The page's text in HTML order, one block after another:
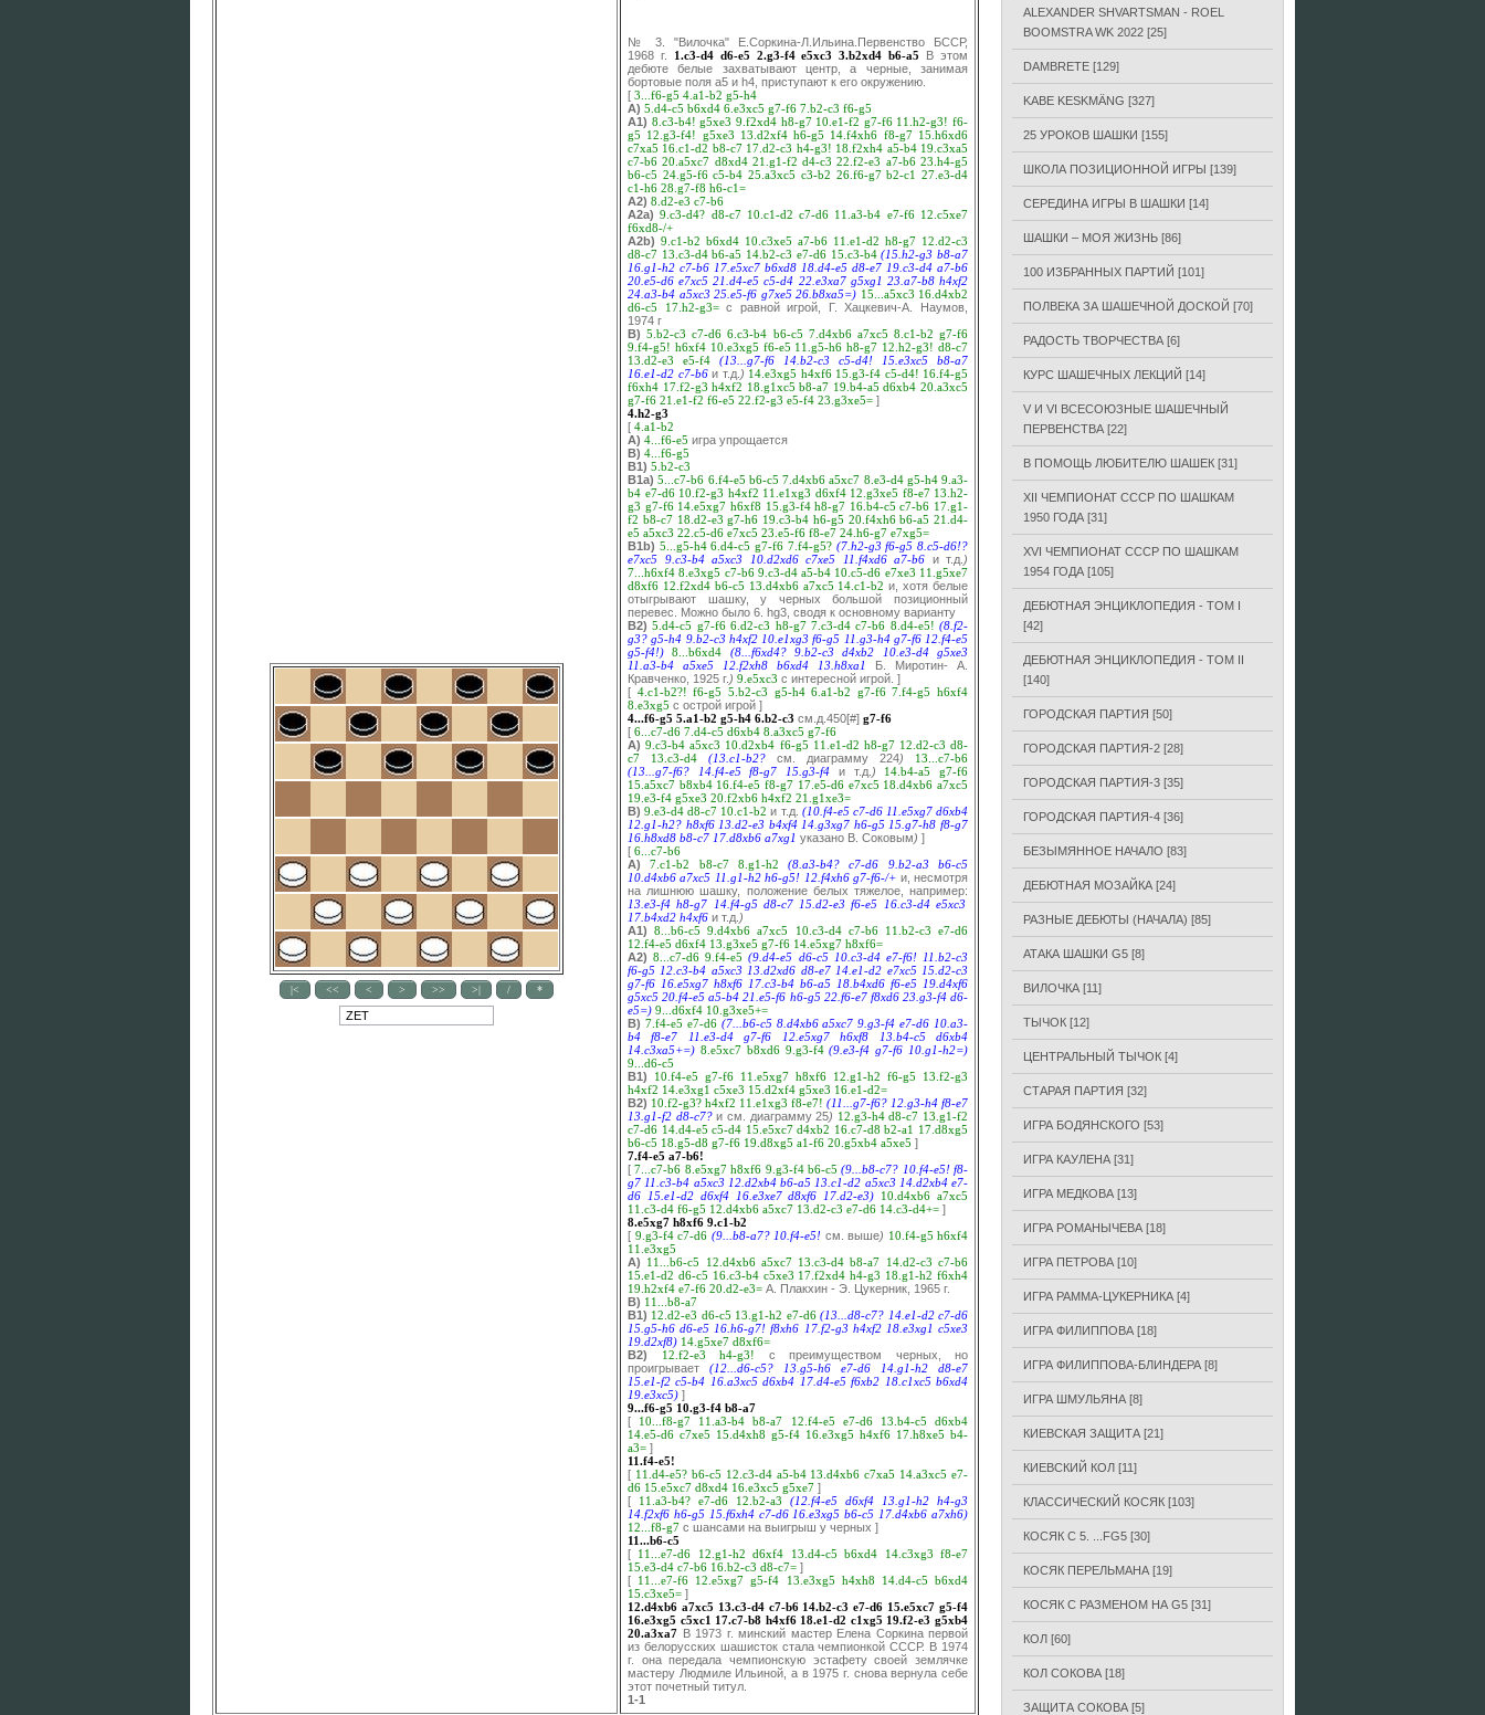
№ 3. "Вилочка" E.Соркина-Л.Ильина.Первенство БССР,
1968 г.
1.c3-d4 d6-e5 2.g3-f4 e5xc3 3.b2xd4 b6-a5
В этом
дебюте белые захватывают центр, а черные, занимая
бортовые поля а5 и h4, приступают к его окружению.
[ 3...f6-g5 4.a1-b2 g5-h4
A) 5.d4-c5 b6xd4 6.e3xc5 g7-f6 7.b2-c3 f6-g5
A1) 8.c3-b4! g5xe3 9.f2xd4 h8-g7 10.e1-f2 g7-f6 11.h2-g3! f6-
g5 12.g3-f4! g5xe3 13.d2xf4 h6-g5 14.f4xh6 f8-g7 15.h6xd6
c7xa5 16.c1-d2 b8-c7 17.d2-c3 h4-g3! 18.f2xh4 a5-b4 19.c3xa5
c7-b6 20.a5xc7 d8xd4 21.g1-f2 d4-c3 22.f2-e3 a7-b6 23.h4-g5
b6-c5 24.g5-f6 c5-b4 25.a3xc5 c3-b2 26.f6-g7 b2-c1 27.e3-d4
c1-h6 28.g7-f8 h6-c1=
A2) 8.d2-e3 c7-b6
A2a) 9.c3-d4? d8-c7 10.c1-d2 c7-d6 11.a3-b4 e7-f6 12.c5xe7
f6xd8-/+
A2b) 9.c1-b2 b6xd4 10.c3xe5 a7-b6 11.e1-d2 h8-g7 12.d2-c3
d8-c7 13.c3-d4 b6-a5 14.b2-c3 e7-d6 15.c3-b4 (15.h2-g3 b8-a7
16.g1-h2 c7-b6 17.e5xc7 b6xd8 18.d4-e5 d8-e7 19.c3-d4 a7-b6
20.e5-d6 e7xc5 21.d4-e5 c5-d4 22.e3xa7 g5xg1 23.a7-b8 h4xf2
24.a3-b4 a5xc3 25.e5-f6 g7xe5 26.b8xa5=) 15...a5xc3 16.d4xb2
d6-c5
17.h2-g3=с равной игрой, Г. Хацкевич-А. Наумов,
1974 г
B) 5.b2-c3 c7-d6 6.c3-b4 b6-c5 7.d4xb6 a7xc5 8.c1-b2 g7-f6
9.f4-g5! h6xf4 10.e3xg5 f6-e5 11.g5-h6 h8-g7 12.h2-g3! d8-c7
13.d2-e3
e5-f4 (13...g7-f6 14.b2-c3 c5-d4! 15.e3xc5
b8-a7
16.e1-d2 c7-b6 и т.д. ) 14.e3xg5 h4xf6 15.g3-f4 c5-d4! 16.f4-g5
f6xh4 17.f2-g3 h4xf2 18.g1xc5 b8-a7 19.b4-a5 d6xb4 20.a3xc5
g7-f6 21.e1-f2 f6-e5 22.f2-g3 e5-f4 23.g3xe5= ]
4.h2-g3
[ 4.a1-b2
A) 4...f6-e5 игра упрощается
B) 4...f6-g5
B1) 5.b2-c3
B1a) 5...c7-b6 6.f4-e5 b6-c5 7.d4xb6 a5xc7 8.e3-d4 g5-h4 9.a3-
b4 e7-d6 10.f2-g3 h4xf2 11.e1xg3 d6xf4 12.g3xe5 f8-e7 13.h2-
g3 g7-f6 14.e5xg7 h6xf8 15.g3-f4 h8-g7 16.b4-c5 c7-b6 17.g1-
f2 b8-c7 18.d2-e3 g7-h6 19.c3-b4 h6-g5 20.f4xh6 b6-a5 21.d4-
e5 a5xc3 22.c5-d6 e7xc5 23.e5-f6 f8-e7 24.h6-g7 e7xg5=
B1b) 5...g5-h4 6.d4-c5 g7-f6 7.f4-g5? (7.h2-g3 f6-g5 8.c5-d6!?
e7xc5
9.c3-b4 a5xc3 10.d2xd6 c7xe5 11.f4xd6 a7-b6 и т.д. )
7...h6xf4 8.e3xg5 c7-b6 9.c3-d4 a5-b4 10.c5-d6 e7xe3 11.g5xe7
d8xf6 12.f2xd4 b6-c5 13.d4xb6 a7xc5 14.c1-b2 и, хотя белые
отыгрывают шашку, у черных большой позиционный
перевес. Можно было 6. hg3, сводя к основному варианту
B2) 5.d4-c5 g7-f6 6.d2-c3 h8-g7 7.c3-d4 c7-b6 8.d4-e5! (8.f2-
g3? g5-h4 9.b2-c3 h4xf2 10.e1xg3 f6-g5 11.g3-h4 g7-f6 12.f4-e5
g5-f4!)
8...b6xd4 (8...f6xd4? 9.b2-c3 d4xb2 10.e3-d4
g5xe3
11.a3-b4
a5xe5 12.f2xh8 b6xd4 13.h8xa1
Б. Миротин- А.
Кравченко, 1925 г. ) 9.e5xc3 с интересной игрой. ]
[ 4.c1-b2?! f6-g5 5.b2-c3 g5-h4 6.a1-b2 g7-f6 7.f4-g5 h6xf4
8.e3xg5 с острой игрой ]
4...f6-g5 5.a1-b2 g5-h4 6.b2-c3 см.д.450[#] g7-f6
[ 6...c7-d6 7.d4-c5 d6xb4 8.a3xc5 g7-f6
A) 9.c3-b4 a5xc3 10.d2xb4 f6-g5 11.e1-d2 h8-g7 12.d2-c3 d8-
c7
13.c3-d4 (13.c1-b2? см. диаграмму 224)
13...c7-b6
(13...g7-f6?
14.f4-e5 f8-g7 15.g3-f4 и т.д. ) 14.b4-a5
g7-f6
15.a5xc7 b8xb4 16.f4-e5 f8-g7 17.e5-d6 e7xc5 18.d4xb6 a7xc5
19.e3-f4 g5xe3 20.f2xb6 h4xf2 21.g1xe3=
B) 9.e3-d4 d8-c7 10.c1-b2 и т.д. (10.f4-e5 c7-d6 11.e5xg7 d6xb4
12.g1-h2? h8xf6 13.d2-e3 b4xf4 14.g3xg7 h6-g5 15.g7-h8 f8-g7
16.h8xd8 b8-c7 17.d8xb6 a7xg1 указано В. Соковым) ]
[ 6...c7-b6
A)
7.c1-b2 b8-c7 8.g1-h2 (8.a3-b4? c7-d6 9.b2-a3
b6-c5
10.d4xb6 a7xc5 11.g1-h2 h6-g5! 12.f4xh6 g7-f6-/+ и, несмотря
на лишнюю шашку, положение белых тяжелое, например:
13.e3-f4 h8-g7 14.f4-g5 d8-c7 15.d2-e3 f6-e5 16.c3-d4 e5xc3
17.b4xd2 h4xf6 и т.д. )
A1) 8...b6-c5 9.d4xb6 a7xc5 10.c3-d4 c7-b6 11.b2-c3 e7-d6
12.f4-e5 d6xf4 13.g3xe5 g7-f6 14.e5xg7 h8xf6=
A2) 8...c7-d6 9.f4-e5 (9.d4-e5 d6-c5 10.c3-d4 e7-f6! 11.b2-c3
f6-g5 12.c3-b4 a5xc3 13.d2xd6 d8-e7 14.e1-d2 e7xc5 15.d2-c3
g7-f6 16.e5xg7 h8xf6 17.c3-b4 b6-a5 18.b4xd6 f6-e5 19.d4xf6
g5xc5 20.f4-e5 a5-b4 21.e5-f6 h6-g5 22.f6-e7 f8xd6 23.g3-f4 d6-
e5=) 9...d6xf4 10.g3xe5+=
B) 7.f4-e5 e7-d6 (7...b6-c5 8.d4xb6 a5xc7 9.g3-f4 e7-d6 10.a3-
b4
f8-e7 11.e3-d4 g7-f6 12.e5xg7 h6xf8 13.b4-c5
d6xb4
14.c3xa5+=) 8.e5xc7 b8xd6 9.g3-f4 (9.e3-f4 g7-f6 10.g1-h2=)
9...d6-c5
B1)
10.f4-e5 g7-f6 11.e5xg7 h8xf6 12.g1-h2 f6-g5
13.f2-g3
h4xf2 14.e3xg1 c5xe3 15.d2xf4 g5xe3 16.e1-d2=
B2) 10.f2-g3? h4xf2 11.e1xg3 f8-e7! (11...g7-f6? 12.g3-h4 f8-e7
13.g1-f2 d8-c7? и см. диаграмму 25) 12.g3-h4 d8-c7 13.g1-f2
c7-d6 14.d4-e5 c5-d4 15.e5xc7 d4xb2 16.c7-d8 b2-a1 17.d8xg5
b6-c5 18.g5-d8 g7-f6 19.d8xg5 a1-f6 20.g5xb4 a5xe5 ]
7.f4-e5 a7-b6!
[7...c7-b6 8.e5xg7 h8xf6 9.g3-f4 b6-c5 (9...b8-c7? 10.f4-e5! f8-
g7 11.c3-b4 a5xc3 12.d2xb4 b6-a5 13.c1-d2 a5xc3 14.d2xb4 e7-
d6 15.e1-d2 d6xf4 16.e3xe7 d8xf6 17.d2-e3) 10.d4xb6 a7xc5
11.c3-d4 f6-g5 12.d4xb6 a5xc7 13.d2-c3 e7-d6 14.c3-d4+= ]
8.e5xg7 h8xf6 9.c1-b2
[ 9.g3-f4 c7-d6 (9...b8-a7? 10.f4-e5! см. выше) 10.f4-g5 h6xf4
11.e3xg5
A) 11...b6-c5 12.d4xb6 a5xc7 13.c3-d4 b8-a7 14.d2-c3 c7-b6
15.e1-d2 d6-c5 16.c3-b4 c5xe3 17.f2xd4 h4-g3 18.g1-h2 f6xh4
19.h2xf4 e7-f6 20.d2-e3= А. Плакхин - Э. Цукерник, 1965 г.
B) 11...b8-a7
B1) 12.d2-e3 d6-c5 13.g1-h2 e7-d6 (13...d8-c7? 14.e1-d2 c7-d6
15.g5-h6 d6-e5 16.h6-g7! f8xh6 17.f2-g3 h4xf2 18.e3xg1 c5xe3
19.d2xf8) 14.g5xe7 d8xf6=
B2)
12.f2-e3 h4-g3! с преимуществом черных, но
проигрывает
(12...d6-c5? 13.g5-h6 e7-d6 14.g1-h2
d8-e7
15.e1-f2 c5-b4 16.a3xc5 d6xb4 17.d4-e5 f6xb2 18.c1xc5 b6xd4
19.e3xc5) ]
9...f6-g5 10.g3-f4 b8-a7
[ 10...f8-g7 11.a3-b4 b8-a7 12.f4-e5 e7-d6 13.b4-c5
d6xb4
14.e5-d6 c7xe5 15.d4xh8 g5-f4 16.e3xg5 h4xf6 17.h8xe5 b4-
a3= ]
11.f4-e5!
[ 11.d4-e5? b6-c5 12.c3-d4 a5-b4 13.d4xb6 c7xa5 14.a3xc5 e7-
d6 15.e5xc7 d8xd4 16.e3xc5 g5xe7 ]
[ 11.a3-b4? e7-d6 12.b2-a3 (12.f4-e5 d6xf4 13.g1-h2 h4-g3
14.f2xf6 h6-g5 15.f6xh4 c7-d6 16.e3xg5 b6-c5 17.d4xb6 a7xh6)
12...f8-g7 с шансами на выигрыш у черных ]
11...b6-c5
[ 11...e7-d6 12.g1-h2 d6xf4 13.d4-c5 b6xd4 14.c3xg3 f8-e7
15.e3-d4 c7-b6 16.b2-c3 d8-c7= ]
[ 11...e7-f6 12.e5xg7 g5-f4 13.e3xg5 h4xh8 14.d4-c5 b6xd4
15.c3xe5= ]
12.d4xb6 a7xc5 13.c3-d4 c7-b6 14.b2-c3 e7-d6 15.e5xc7 g5-f4
16.e3xg5 c5xc1 17.c7-b8 h4xf6 18.e1-d2 c1xg5 19.f2-e3 g5xb4
20.a3xa7 В 1973 г. минский мастер Елена Соркина первой
из белорусских шашисток стала чемпионкой СССР. В 1974
г. она передала чемпионскую эстафету своей землячке
мастеру Людмиле Ильиной, а в 1975 г. снова вернула себе
этот почетный титул.
1-1
ALEXANDER SHVARTSMAN - ROEL
BOOMSTRA WK 2022 [25]
DAMBRETE [129]
KABE KESKMÄNG [327]
25 УРОКОВ ШАШКИ [155]
ШКОЛА ПОЗИЦИОННОЙ ИГРЫ [139]
СЕРЕДИНА ИГРЫ В ШАШКИ [14]
ШАШКИ – МОЯ ЖИЗНЬ [86]
100 ИЗБРАННЫХ ПАРТИЙ [101]
ПОЛВЕКА ЗА ШАШЕЧНОЙ ДОСКОЙ [70]
РАДОСТЬ ТВОРЧЕСТВА [6]
КУРС ШАШЕЧНЫХ ЛЕКЦИЙ [14]
V И VI ВСЕСОЮЗНЫЕ ШАШЕЧНЫЙ
ПЕРВЕНСТВА [22]
В ПОМОЩЬ ЛЮБИТЕЛЮ ШАШЕК [31]
XII ЧЕМПИОНАТ СССР ПО ШАШКАМ
1950 ГОДА [31]
XVI ЧЕМПИОНАТ СССР ПО ШАШКАМ
1954 ГОДА [105]
ДЕБЮТНАЯ ЭНЦИКЛОПЕДИЯ - ТОМ I
[42]
ДЕБЮТНАЯ ЭНЦИКЛОПЕДИЯ - ТОМ II
[140]
ГОРОДСКАЯ ПАРТИЯ [50]
ГОРОДСКАЯ ПАРТИЯ-2 [28]
ГОРОДСКАЯ ПАРТИЯ-3 [35]
ГОРОДСКАЯ ПАРТИЯ-4 [36]
БЕЗЫМЯННОЕ НАЧАЛО [83]
ДЕБЮТНАЯ МОЗАЙКА [24]
РАЗНЫЕ ДЕБЮТЫ (НАЧАЛА) [85]
АТАКА ШАШКИ G5 [8]
ВИЛОЧКА [11]
ТЫЧОК [12]
ЦЕНТРАЛЬНЫЙ ТЫЧОК [4]
СТАРАЯ ПАРТИЯ [32]
ИГРА БОДЯНСКОГО [53]
ИГРА КАУЛЕНА [31]
ИГРА МЕДКОВА [13]
ИГРА РОМАНЫЧЕВА [18]
ИГРА ПЕТРОВА [10]
ИГРА РАММА-ЦУКЕРНИКА [4]
ИГРА ФИЛИППОВА [18]
ИГРА ФИЛИППОВА-БЛИНДЕРА [8]
ИГРА ШМУЛЬЯНА [8]
КИЕВСКАЯ ЗАЩИТА [21]
КИЕВСКИЙ КОЛ [11]
КЛАССИЧЕСКИЙ КОСЯК [103]
КОСЯК С 5. ...FG5 [30]
КОСЯК ПЕРЕЛЬМАНА [19]
КОСЯК С РАЗМЕНОМ НА G5 [31]
КОЛ [60]
КОЛ СОКОВА [18]
ЗАЩИТА СОКОВА [5]